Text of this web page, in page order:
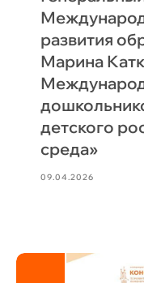
развития
Марина
детского
среда»
09.04.2026